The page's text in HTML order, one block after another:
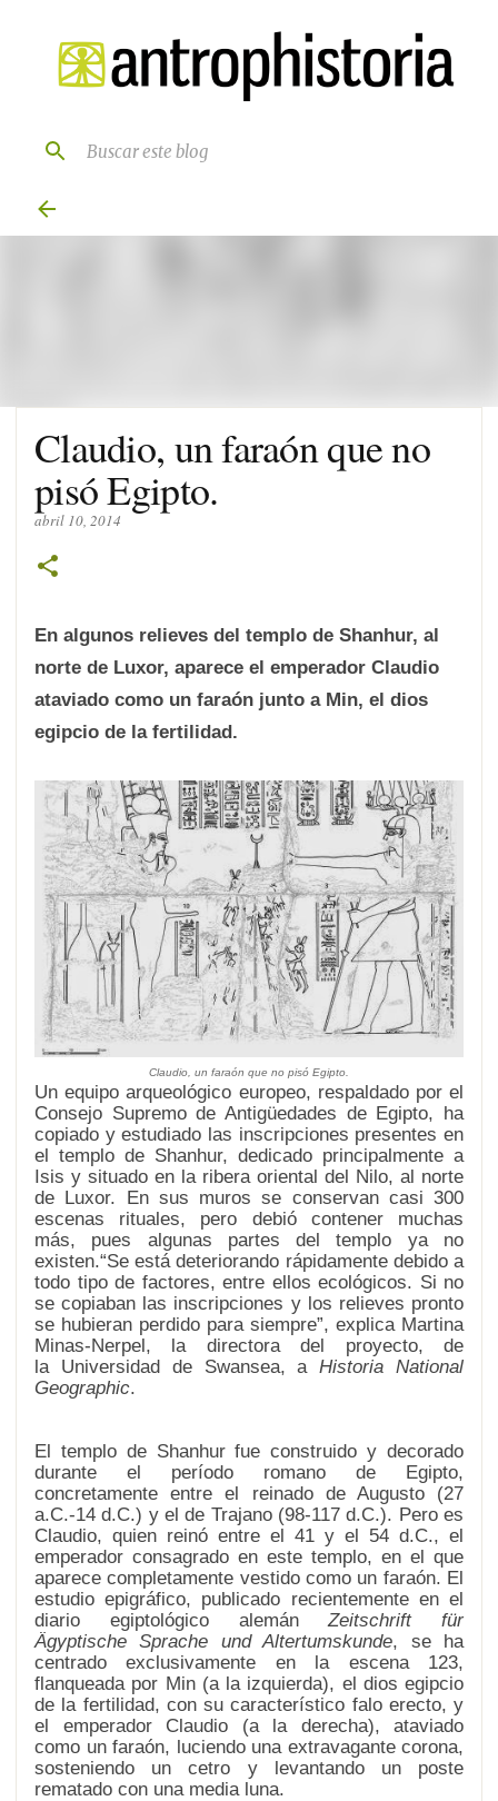
Ir al contenido principal
Claudio, un faraón que no
pisó Egipto.
abril 10, 2014
En algunos relieves del templo de Shanhur, al
norte de Luxor, aparece el emperador Claudio
ataviado como un faraón junto a Min, el dios
egipcio de la fertilidad.
Claudio, un faraón que no pisó Egipto.
Un equipo arqueológico europeo, respaldado por el
Consejo Supremo de Antigüedades de Egipto, ha
copiado y estudiado las inscripciones presentes en
el templo de Shanhur, dedicado principalmente a
Isis y situado en la ribera oriental del Nilo, al norte
de Luxor. En sus muros se conservan casi 300
escenas rituales, pero debió contener muchas
más, pues algunas partes del templo ya no
existen. Se está deteriorando rápidamente debido a
todo tipo de factores, entre ellos ecológicos. Si no
se copiaban las inscripciones y los relieves pronto
se hubieran perdido para siempre , explica Martina
Minas-Nerpel, la directora del proyecto, de
la Universidad de Swansea, aHistoria National
Geographic.
El templo de Shanhur fue construido y decorado
durante el período romano de Egipto,
concretamente entre el reinado de Augusto (27
a.C.-14 d.C.) y el de Trajano (98-117 d.C.). Pero es
Claudio, quien reinó entre el 41 y el 54 d.C., el
emperador consagrado en este templo, en el que
aparece completamente vestido como un faraón. El
estudio epigráfico, publicado recientemente en el
diario egiptológico alemánZeitschrift für
Ägyptische Sprache und Altertumskunde, se ha
centrado exclusivamente en la escena 123,
flanqueada por Min (a la izquierda), el dios egipcio
de la fertilidad, con su característico falo erecto, y
el emperador Claudio (a la derecha), ataviado
como un faraón, luciendo una extravagante corona,
sosteniendo un cetro y levantando un poste
rematado con una media luna.